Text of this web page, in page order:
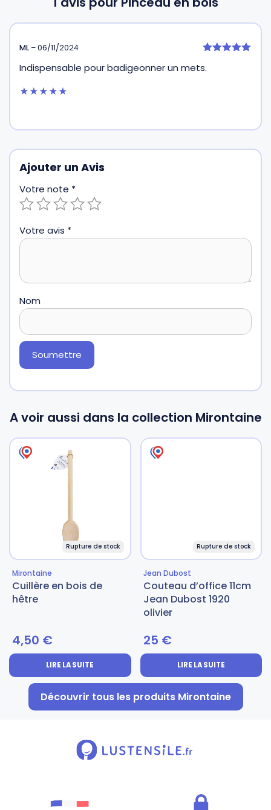
sur 5
ML –06/11/2024
Indispensable pour badigeonner un mets.
★★★★★
Ajouter un Avis
Votre note *
Votre avis *
Nom
A voir aussi dans la collection Mirontaine
Rupture de stock
Mirontaine
Cuillère en bois de
hêtre
4,50 €
LIRE LA SUITE
Rupture de stock
Jean Dubost
Couteau d’office 11cm
Jean Dubost 1920
olivier
25 €
LIRE LA SUITE
Découvrir tous les produits Mirontaine